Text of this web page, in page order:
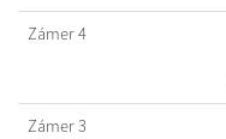
Zámer 4
Zámer 3